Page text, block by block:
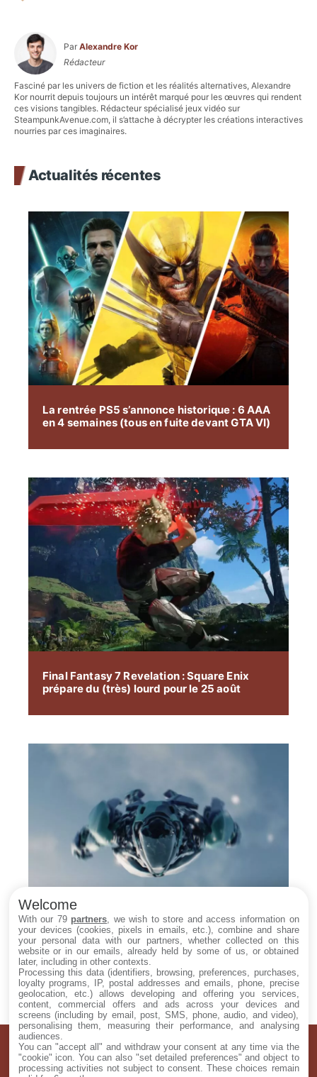
Par Alexandre Kor
Rédacteur
Fasciné par les univers de fiction et les réalités alternatives, Alexandre
Kor nourrit depuis toujours un intérêt marqué pour les œuvres qui rendent
ces visions tangibles. Rédacteur spécialisé jeux vidéo sur
SteampunkAvenue.com, il s’attache à décrypter les créations interactives
nourries par ces imaginaires.
Actualités récentes
La rentrée PS5 s’annonce historique : 6 AAA
en 4 semaines (tous en fuite devant GTA VI)
Final Fantasy 7 Revelation : Square Enix
prépare du (très) lourd pour le 25 août
Oubliez ARC Raiders, ce nouvel extraction
shooter verse 1 $ par frag… mais chaque
mort se paie cher
À PROPOS
CONTACTEZ-NOUS
Welcome
With our 79 partners , we wish to store and access information on
your devices (cookies, pixels in emails, etc.), combine and share
your personal data with our partners, whether collected on this
website or in our emails, already held by some of us, or obtained
later, including in other contexts.
Processing this data (identifiers, browsing, preferences, purchases,
loyalty programs, IP, postal addresses and emails, phone, precise
geolocation, etc.) allows developing and offering you services,
content, commercial offers and ads across your devices and
screens (including by email, post, SMS, phone, audio, and video),
personalising them, measuring their performance, and analysing
audiences.
You can "accept all" and withdraw your consent at any time via the
"cookie" icon . You can also "set detailed preferences" and object to
processing activities not subject to consent. These choices remain